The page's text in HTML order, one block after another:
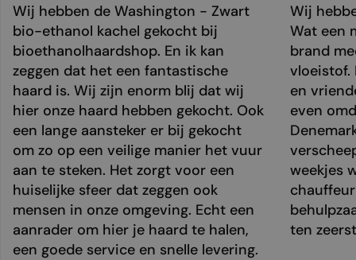
Wij hebben de Washington - Zwart
bio-ethanol kachel gekocht bij
bioethanolhaardshop. En ik kan
zeggen dat het een fantastische
haard is. Wij zijn enorm blij dat wij
hier onze haard hebben gekocht. Ook
een lange aansteker er bij gekocht
om zo op een veilige manier het vuur
aan te steken. Het zorgt voor een
huiselijke sfeer dat zeggen ook
mensen in onze omgeving. Echt een
aanrader om hier je haard te halen,
een goede service en snelle levering.
Wij
Wat een
brand
vloeistof.
en
even
weekjes
ten